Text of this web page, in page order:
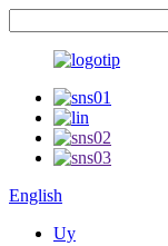
English
Uy